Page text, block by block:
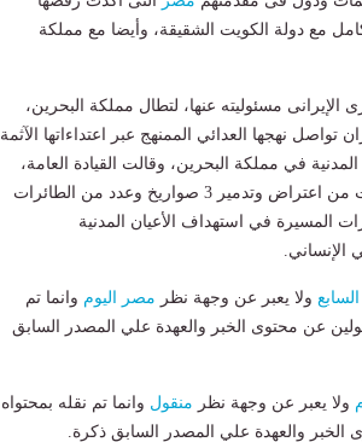
مع دولة الكويت الشقيقة، وأيضا مع مملكة
الإيرانى مسئوليته عنها، لتطال مملكة البحرين،
تواصل نهجها العدائي الممنهج عبر اعتداءاتها الآثمة
في مملكة البحرين، وقالت القيادة العامة،
إن منظومات الدفاع الجوي بقوة دفاع البحرين تمكنت من اعتراض وتدمير 3 صواريخ وعدد من الطائرات
المسيرة في استهداف الأعيان المدنية
الإنساني.
السابع ولا يعبر عن وجهة نظر مصر اليوم وانما تم
عن محتوى الخبر والعهدة علي المصدر السابق
ولا يعبر عن وجهة نظر منقول وانما تم نقله بمحتواه
والعهدة علي المصدر السابق ذكرة.